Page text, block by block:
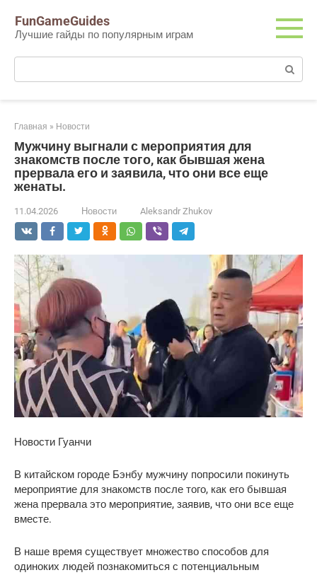
контенту
FunGameGuides
Лучшие гайды по популярным играм
Поиск:
Главная » Новости
Мужчину выгнали с мероприятия для
знакомств после того, как бывшая жена
прервала его и заявила, что они все еще
женаты.
11.04.2026 Новости Aleksandr Zhukov
Новости Гуанчи
В китайском городе Бэнбу мужчину попросили покинуть
мероприятие для знакомств после того, как его бывшая
жена прервала это мероприятие, заявив, что они все еще
вместе.
В наше время существует множество способов для
одиноких людей познакомиться с потенциальным